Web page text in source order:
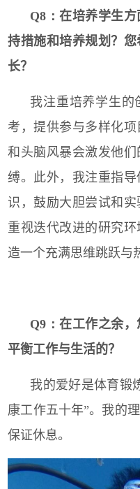
Q8：在培养学生
持措施和培养规划？
长？
我注重培养学生的
考，提供参与多样化
和头脑风暴会激发他
缚。此外，我注重指
识，鼓励大胆尝试和实
重视迭代改进的研究
造一个充满思维跳跃与
Q9：在工作之余
平衡工作与生活的？
我的爱好是体育锻
康工作五十年”。我的
保证休息。